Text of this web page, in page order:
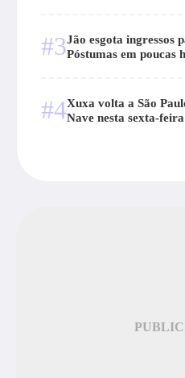
#3Jão esgota ingressos
Póstumas em poucas
#4Xuxa volta a São
Nave nesta sexta-